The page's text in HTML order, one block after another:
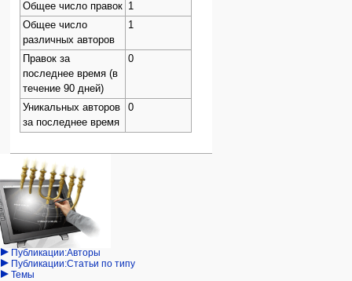
Общее число правок 1
Общее число
различных авторов
1
Правок за
последнее время (в
течение 90 дней)
0
Уникальных авторов
за последнее время
0
Навигация
персональные инструменты
войти
запрос
учётной
записи
категории
Израиль:Страна и
государство
Иудаизм
Народ
Проекты
Проекты/Участники/
дополнения
Публикации:Авторы
Публикации:Статьи по типу
Темы